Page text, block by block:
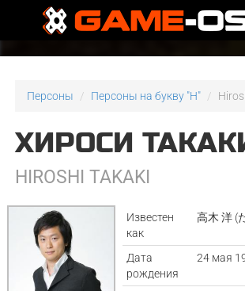
Персоны Персоны на букву "H"
ХИРОСИ
HIROSHI TAKAKI
Известен
как
高木 洋 (
Дата
рождения
24 мая